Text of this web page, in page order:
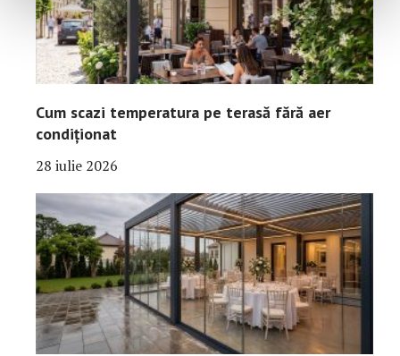
Cum scazi temperatura pe terasă fără aer
condiționat
28 iulie 2026